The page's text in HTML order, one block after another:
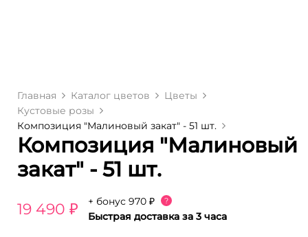
Главная Каталог цветов
Цветы
Кустовые розы
Композиция "Малиновый закат" - 51 шт.
Композиция "Малиновый
закат" - 51 шт.
19 490 ₽ + бонус 970 ₽ ?
Быстрая доставка за 3 часа